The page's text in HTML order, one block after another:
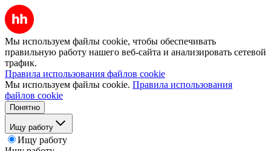
Мы используем файлы cookie, чтобы обеспечивать
правильную работу нашего веб-сайта и анализировать сетевой
трафик.
Правила использования файлов cookie
Мы используем файлы cookie. Правила использования
файлов cookie
Понятно
Ищу работу
Ищу работу